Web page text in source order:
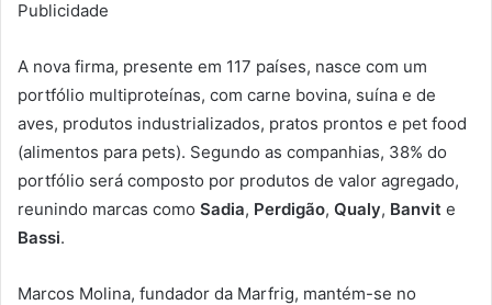
Publicidade
A nova firma, presente em 117 países, nasce com um
portfólio multiproteínas, com carne bovina, suína e de
aves, produtos industrializados, pratos prontos e pet food
(alimentos para pets). Segundo as companhias, 38% do
portfólio será composto por produtos de valor agregado,
reunindo marcas como Sadia, Perdigão, Qualy, Banvit e
Bassi.
Marcos Molina, fundador da Marfrig, mantém-se no